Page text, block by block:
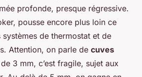
profonde, presque régressive.
pousse encore plus loin ce
de thermostat et de
Attention, on parle de cuves
3 mm, c’est fragile, sujet aux